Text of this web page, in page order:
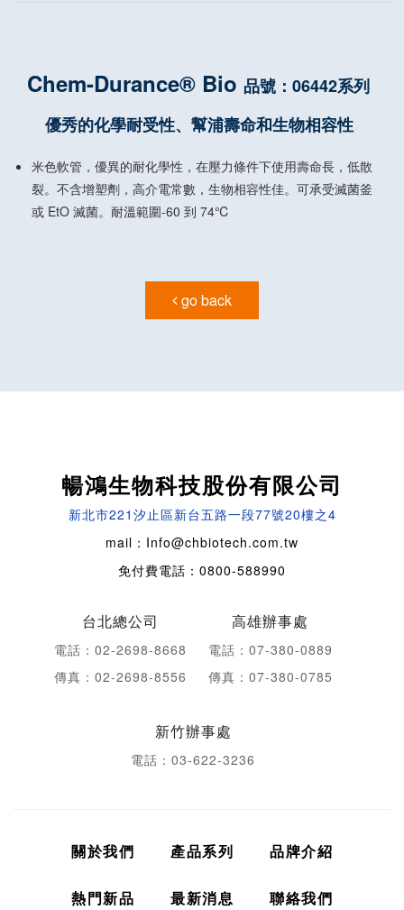
Chem-Durance® Bio 品號：06442系列
優秀的化學耐受性、幫浦壽命和生物相容性
米色軟管，優異的耐化學性，在壓力條件下使用壽命長，低散
裂。不含增塑劑，高介電常數，生物相容性佳。可承受滅菌釜
或 EtO 滅菌。耐溫範圍-60 到 74℃
go back
暢鴻生物科技股份有限公司
新北市221汐止區新台五路一段77號20樓之4
mail：Info@chbiotech.com.tw
免付費電話：0800-588990
台北總公司
電話：02-2698-8668
傳真：02-2698-8556
高雄辦事處
電話：07-380-0889
傳真：07-380-0785
新竹辦事處
電話：03-622-3236
關於我們 產品系列 品牌介紹
熱門新品 最新消息 聯絡我們